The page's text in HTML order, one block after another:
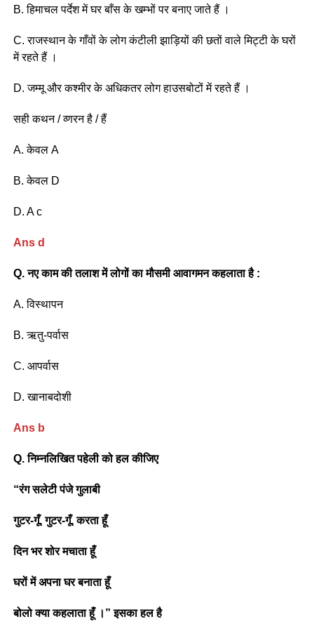
B. हिमाचल पर्देश में घर बाँस के खम्भों पर बनाए जाते हैं ।
C. राजस्थान के गाँवों के लोग कंटीली झाड़ियों की छतों वाले मिट्टी के घरों
में रहते हैं ।
D. जम्मू और कश्मीर के अधिकतर लोग हाउसबोटों में रहते हैं ।
सही कथन / व्णरन है / हैं
A. केवल A
B. केवल D
D. A c
Ans d
Q. नए काम की तलाश में लोगों का मौसमी आवागमन कहलाता है :
A. विस्थापन
B. ऋतु-पर्वास
C. आपर्वास
D. खानाबदोशी
Ans b
Q. निम्नलिखित पहेली को हल कीजिए
“रंग सलेटी पंजे गुलाबी
गुटर-गूँ, गुटर-गूँ, करता हूँ
दिन भर शोर मचाता हूँ
घरों में अपना घर बनाता हूँ
बोलो क्या कहलाता हूँ ।” इसका हल है